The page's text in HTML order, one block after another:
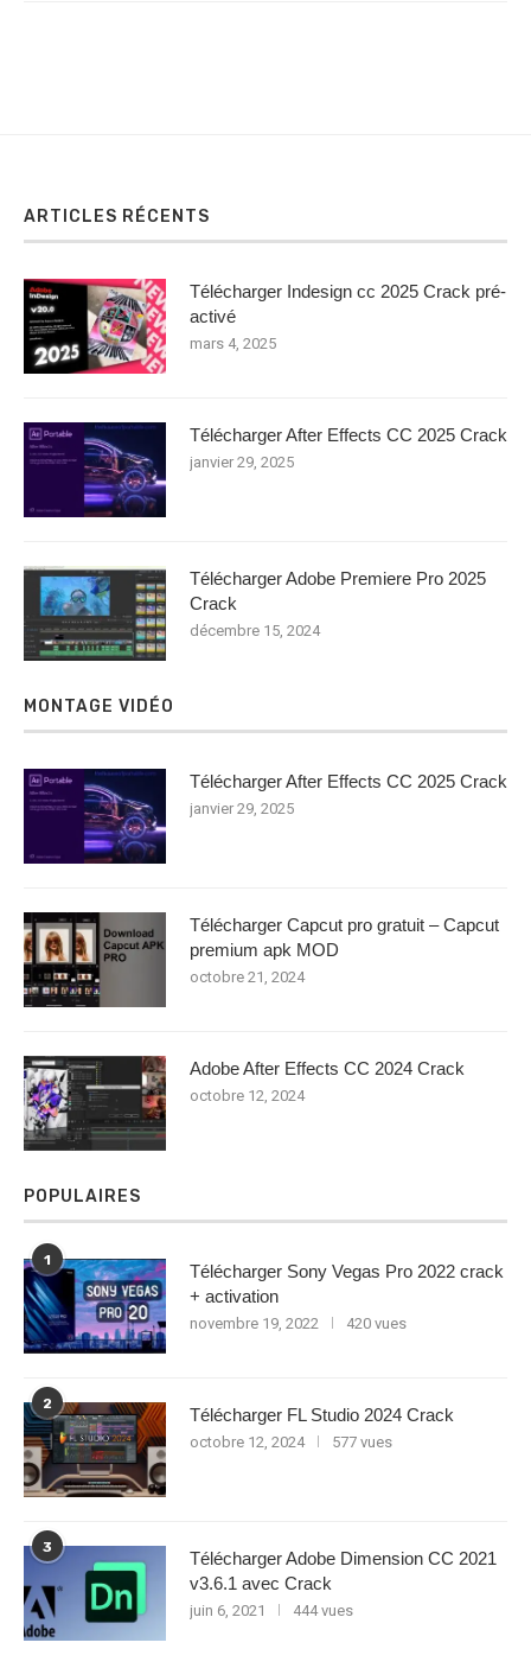
ARTICLES RÉCENTS
Télécharger Indesign cc 2025 Crack pré-
activé
mars 4, 2025
Télécharger After Effects CC 2025 Crack
janvier 29, 2025
Télécharger Adobe Premiere Pro 2025
Crack
décembre 15, 2024
MONTAGE VIDÉO
Télécharger After Effects CC 2025 Crack
janvier 29, 2025
Télécharger Capcut pro gratuit – Capcut
premium apk MOD
octobre 21, 2024
Adobe After Effects CC 2024 Crack
octobre 12, 2024
POPULAIRES
1
Télécharger Sony Vegas Pro 2022 crack
+ activation
novembre 19, 2022 420 vues
2
Télécharger FL Studio 2024 Crack
octobre 12, 2024 577 vues
3
Télécharger Adobe Dimension CC 2021
v3.6.1 avec Crack
juin 6, 2021 444 vues